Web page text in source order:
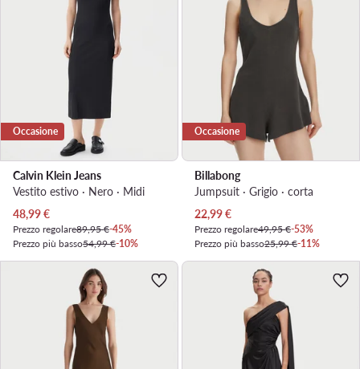
Occasione
Calvin Klein Jeans
Vestito estivo · Nero · Midi
Prezzo attuale
48,99€
Prezzo regolare89,95 €-45%
Prezzo più basso54,99 €-10%
Occasione
Billabong
Jumpsuit · Grigio · corta
Prezzo attuale
22,99€
Prezzo regolare49,95 €-53%
Prezzo più basso25,99 €-11%